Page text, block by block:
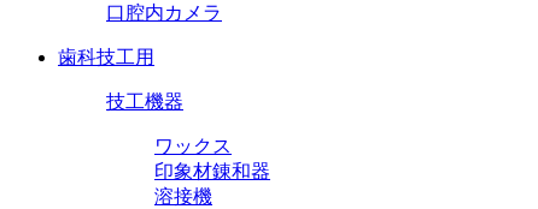
口腔内カメラ
歯科技工用
技工機器
ワックス
印象材錬和器
溶接機